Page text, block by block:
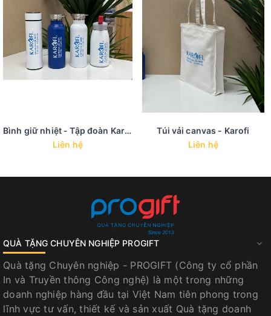
Bình giữ nhiệt - Tập đoàn Karofi
Liên hệ
Túi vải canvas - Karofi
Liên hệ
QUÀ TẶNG CHUYÊN NGHIỆP PROGIFT
Quà tặng Chuyên nghiệp - PROGIFT (Công ty cổ phần
In và Truyền thông Công nghệ) là một trong những
doanh nghiệp hàng đầu tại Việt Nam tiên phong trong
lĩnh vực tư vấn, thiết kế và sản xuất Quà tặng doanh